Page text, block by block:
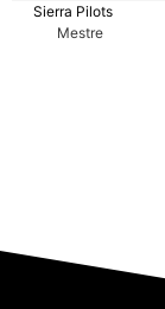
Sierra Pilots
Mestre